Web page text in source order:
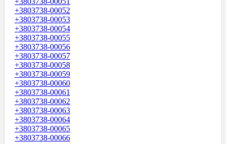
+3803738-00052
+3803738-00053
+3803738-00054
+3803738-00055
+3803738-00056
+3803738-00057
+3803738-00058
+3803738-00059
+3803738-00060
+3803738-00061
+3803738-00062
+3803738-00063
+3803738-00064
+3803738-00065
+3803738-00066